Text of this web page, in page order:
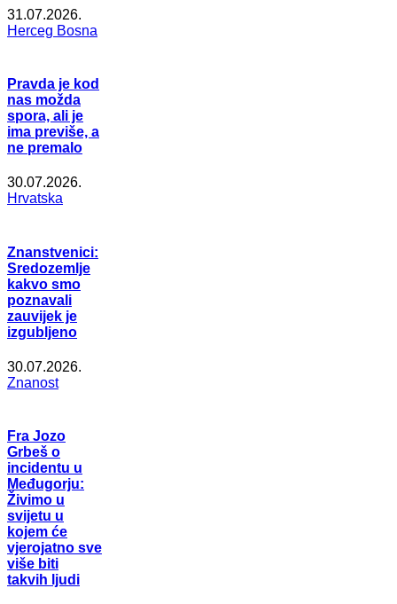
31.07.2026.
Herceg Bosna
Pravda je kod
nas možda
spora, ali je
ima previše, a
ne premalo
30.07.2026.
Hrvatska
Znanstvenici:
Sredozemlje
kakvo smo
poznavali
zauvijek je
izgubljeno
30.07.2026.
Znanost
Fra Jozo
Grbeš o
incidentu u
Međugorju:
Živimo u
svijetu u
kojem će
vjerojatno sve
više biti
takvih ljudi